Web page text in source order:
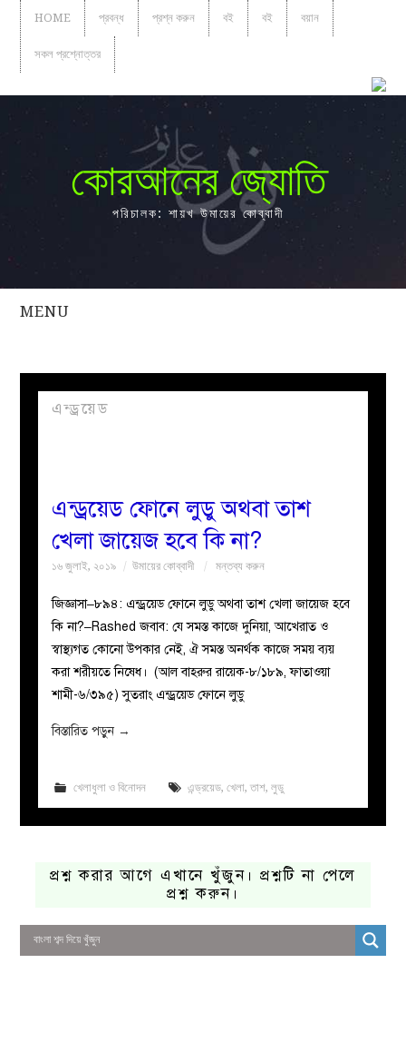
HOME প্রবন্ধ প্রশ্ন করুন বই বই বয়ান
সকল প্রশ্নোত্তর
কোরআনের জ্যোতি
পরিচালক: শায়খ উমায়ের কোব্বাদী
MENU
সকল
প্রবন্ধ
পাতা
মজলিস
প্রশ্ন
করুন
এন্ড্রয়েড
এন্ড্রয়েড ফোনে লুডু অথবা তাশ
খেলা জায়েজ হবে কি না?
১৬ জুলাই, ২০১৯ উমায়ের কোব্বাদী মন্তব্য করুন
জিজ্ঞাসা–৮৯৪: এন্ড্রয়েড ফোনে লুডু অথবা তাশ খেলা জায়েজ হবে
কি না?–Rashed জবাব: যে সমস্ত কাজে দুনিয়া, আখেরাত ও
স্বাস্থ্যগত কোনো উপকার নেই, ঐ সমস্ত অনর্থক কাজে সময় ব্যয়
করা শরীয়তে নিষেধ। (আল বাহরুর রায়েক-৮/১৮৯, ফাতাওয়া
শামী-৬/৩৯৫) সুতরাং এন্ড্রয়েড ফোনে লুডু
বিস্তারিত পড়ুন →
খেলাধুলা ও বিনোদন এন্ড্রয়েড, খেলা, তাশ, লুডু
প্রশ্ন করার আগে এখানে খুঁজুন। প্রশ্নটি না পেলে
প্রশ্ন করুন।